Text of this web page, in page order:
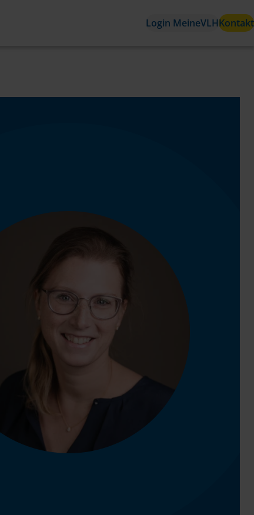
Login MeineVLHKontakt